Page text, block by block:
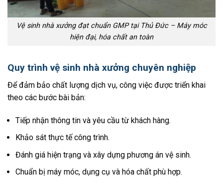
Vệ sinh nhà xưởng đạt chuẩn GMP tại Thủ Đức – Máy móc
hiện đại, hóa chất an toàn
Quy trình vệ sinh nhà xưởng chuyên nghiệp
Để đảm bảo chất lượng dịch vụ, công việc được triển khai
theo các bước bài bản:
Tiếp nhận thông tin và yêu cầu từ khách hàng.
Khảo sát thực tế công trình.
Đánh giá hiện trạng và xây dựng phương án vệ sinh.
Chuẩn bị máy móc, dụng cụ và hóa chất phù hợp.